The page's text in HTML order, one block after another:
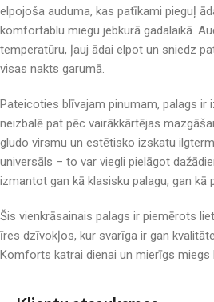
elpojoša auduma, kas patīkami pieguļ
komfortablu miegu jebkurā gadalaikā.
temperatūru, ļauj ādai elpot un sniedz
visas nakts garumā.
Pateicoties blīvajam pinumam, palags ir
neizbalē pat pēc vairākkārtējas
gludo virsmu un estētisko izskatu
universāls – to var viegli pielāgot
izmantot gan kā klasisku palagu, gan kā
Šis vienkrāsainais palags ir piemērots
īres dzīvokļos, kur svarīga ir gan
Komforts katrai dienai un mierīgs miegs